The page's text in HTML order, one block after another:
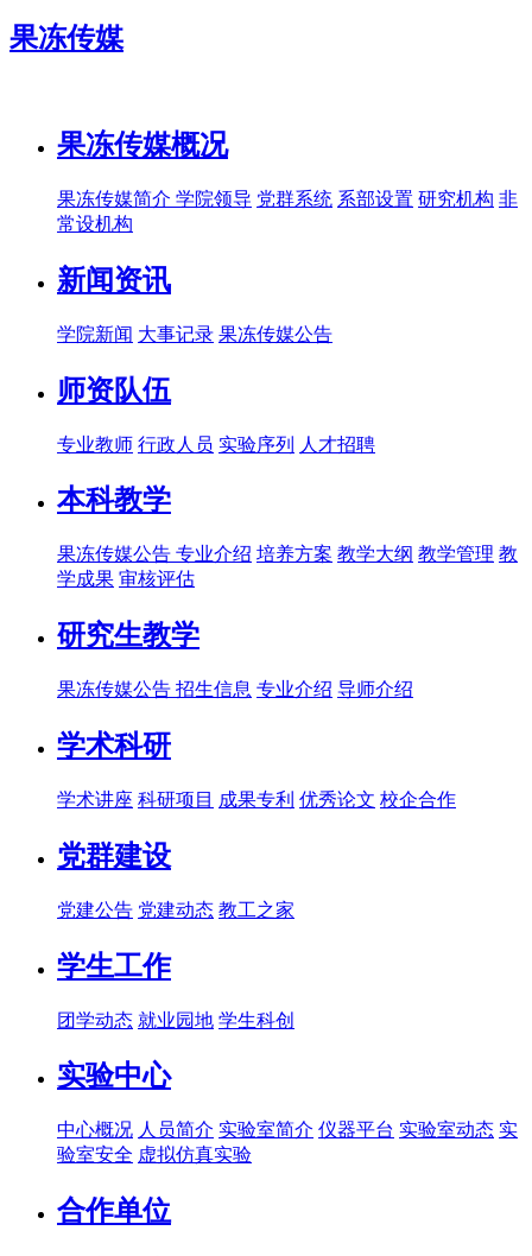
果冻传媒
果冻传媒概况
果冻传媒简介 学院领导 党群系统 系部设置 研究机构 非
常设机构
新闻资讯
学院新闻 大事记录 果冻传媒公告
师资队伍
专业教师 行政人员 实验序列 人才招聘
本科教学
果冻传媒公告 专业介绍 培养方案 教学大纲 教学管理 教
学成果 审核评估
研究生教学
果冻传媒公告 招生信息 专业介绍 导师介绍
学术科研
学术讲座 科研项目 成果专利 优秀论文 校企合作
党群建设
党建公告 党建动态 教工之家
学生工作
团学动态 就业园地 学生科创
实验中心
中心概况 人员简介 实验室简介 仪器平台 实验室动态 实
验室安全 虚拟仿真实验
合作单位